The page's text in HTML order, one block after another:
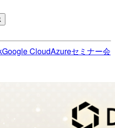
Google CloudAzureセミナー会